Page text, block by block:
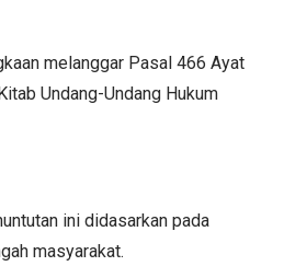
melanggar Pasal 466 Ayat
Undang-Undang Hukum
ini didasarkan pada
masyarakat.